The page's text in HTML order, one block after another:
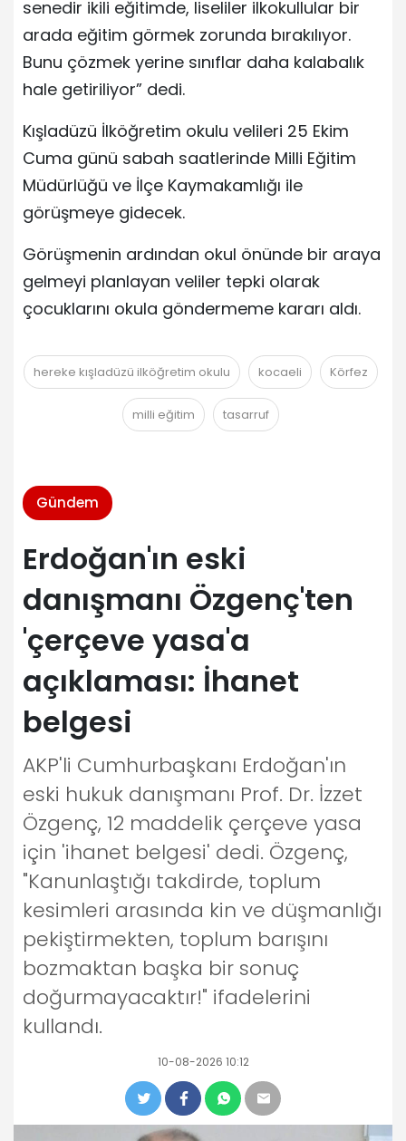
senedir ikili eğitimde, liseliler ilkokullular bir
arada eğitim görmek zorunda bırakılıyor.
Bunu çözmek yerine sınıflar daha kalabalık
hale getiriliyor” dedi.
Kışladüzü İlköğretim okulu velileri 25 Ekim
Cuma günü sabah saatlerinde Milli Eğitim
Müdürlüğü ve İlçe Kaymakamlığı ile
görüşmeye gidecek.
Görüşmenin ardından okul önünde bir araya
gelmeyi planlayan veliler tepki olarak
çocuklarını okula göndermeme kararı aldı.
hereke kışladüzü ilköğretim okulu kocaeli Körfez
milli eğitim tasarruf
Gündem
Erdoğan'ın eski
danışmanı Özgenç'ten
'çerçeve yasa'a
açıklaması: İhanet
belgesi
AKP'li Cumhurbaşkanı Erdoğan'ın
eski hukuk danışmanı Prof. Dr. İzzet
Özgenç, 12 maddelik çerçeve yasa
için 'ihanet belgesi' dedi. Özgenç,
"Kanunlaştığı takdirde, toplum
kesimleri arasında kin ve düşmanlığı
pekiştirmekten, toplum barışını
bozmaktan başka bir sonuç
doğurmayacaktır!" ifadelerini
kullandı.
10-08-2026 10:12